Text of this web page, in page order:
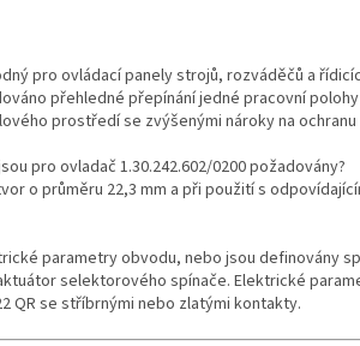
pro ovládací panely strojů, rozváděčů a
přehledné přepínání jedné pracovní
prostředí se zvýšenými nároky na
pro ovladač 1.30.242.602/0200 požadovány?
o průměru 22,3 mm a při použití s
parametry obvodu, nebo jsou definovány
selektorového spínače. Elektrické
QR se stříbrnými nebo zlatými kontakty.